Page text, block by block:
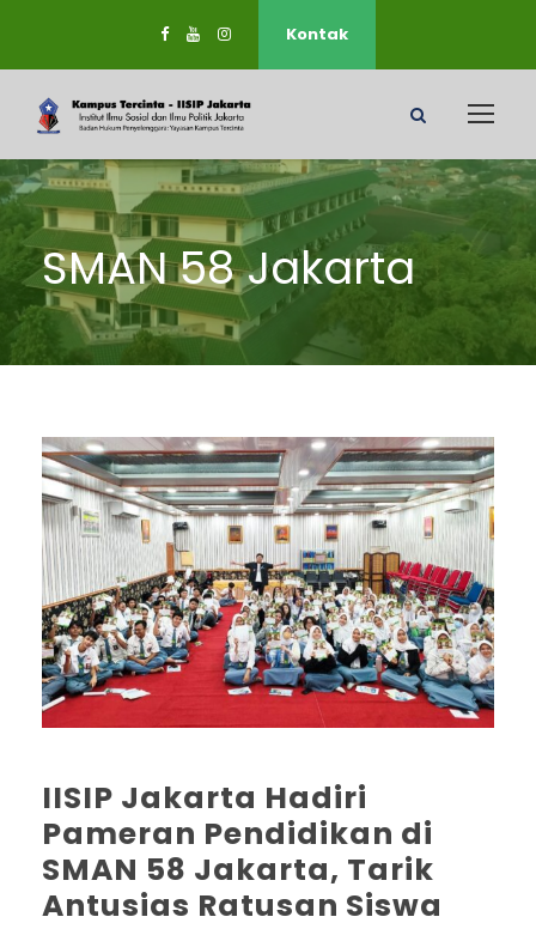
Kontak
SMAN 58 Jakarta
IISIP Jakarta Hadiri
Pameran Pendidikan di
SMAN 58 Jakarta, Tarik
Antusias Ratusan Siswa